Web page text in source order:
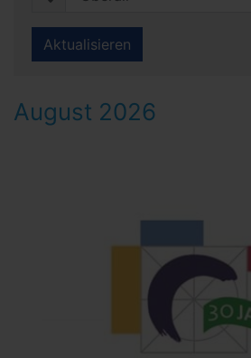
Aktualisieren
August 2026